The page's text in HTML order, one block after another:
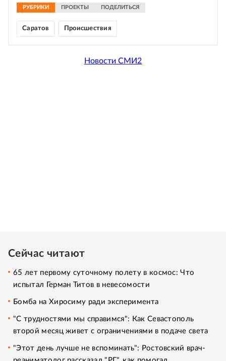
РУБРИКИ ПРОЕКТЫ ПОДЕЛИТЬСЯ
Саратов Происшествия
Новости СМИ2
Сейчас читают
65 лет первому суточному полету в космос: Что
испытал Герман Титов в невесомости
Бомба на Хиросиму ради эксперимента
"С трудностями мы справимся": Как Севастополь
второй месяц живет с ограничениями в подаче света
"Этот день лучше не вспоминать": Ростовский врач-